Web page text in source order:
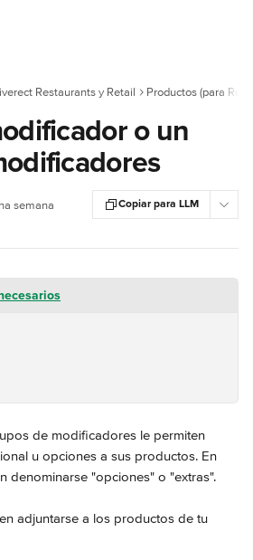
Restaurants y Retail Productos (para
o un
semana Copiar para LLM
de modificadores le permiten
u opciones a sus productos. En
denominarse "opciones" o "extras".
adjuntarse a los productos de tu